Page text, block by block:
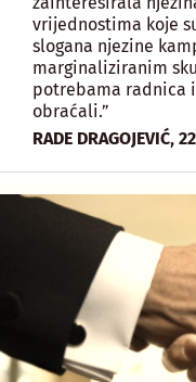
vrijednostima koje
slogana njezine
marginaliziranim
potrebama radnica
obraćali.”
RADE DRAGOJEVIĆ,